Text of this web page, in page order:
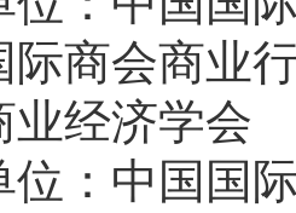
际商会商业
业经济学会
位：中国国